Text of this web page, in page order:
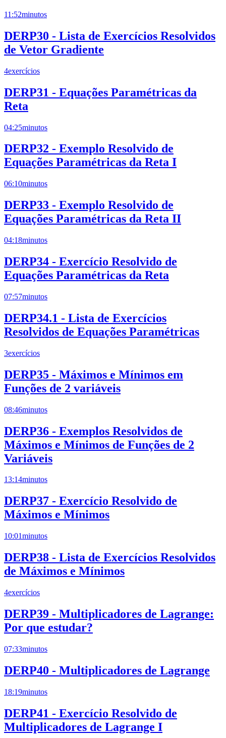
11:52minutos
DERP30 - Lista de Exercícios Resolvidos
de Vetor Gradiente
4exercícios
DERP31 - Equações Paramétricas da
Reta
04:25minutos
DERP32 - Exemplo Resolvido de
Equações Paramétricas da Reta I
06:10minutos
DERP33 - Exemplo Resolvido de
Equações Paramétricas da Reta II
04:18minutos
DERP34 - Exercício Resolvido de
Equações Paramétricas da Reta
07:57minutos
DERP34.1 - Lista de Exercícios
Resolvidos de Equações Paramétricas
3exercícios
DERP35 - Máximos e Mínimos em
Funções de 2 variáveis
08:46minutos
DERP36 - Exemplos Resolvidos de
Máximos e Mínimos de Funções de 2
Variáveis
13:14minutos
DERP37 - Exercício Resolvido de
Máximos e Mínimos
10:01minutos
DERP38 - Lista de Exercícios Resolvidos
de Máximos e Mínimos
4exercícios
DERP39 - Multiplicadores de Lagrange:
Por que estudar?
07:33minutos
DERP40 - Multiplicadores de Lagrange
18:19minutos
DERP41 - Exercício Resolvido de
Multiplicadores de Lagrange I